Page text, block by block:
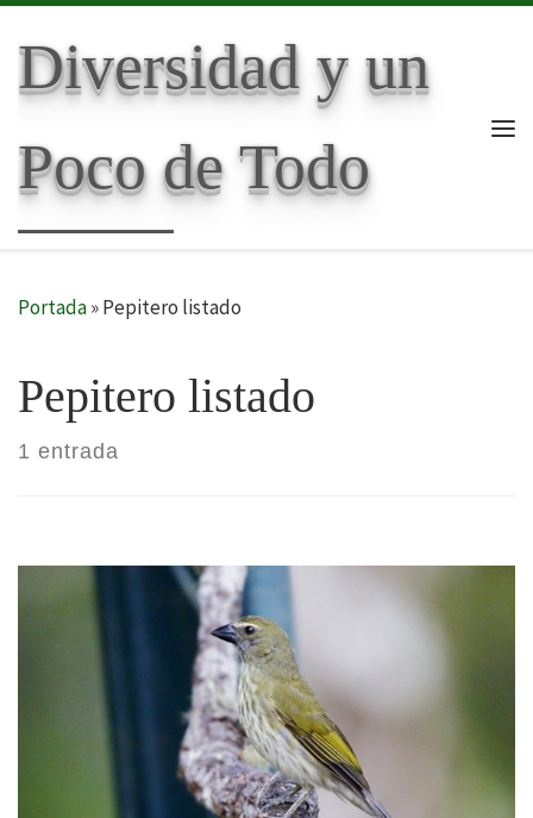
Diversidad y un
Poco de Todo
Portada»Pepitero listado
Pepitero listado
1 entrada